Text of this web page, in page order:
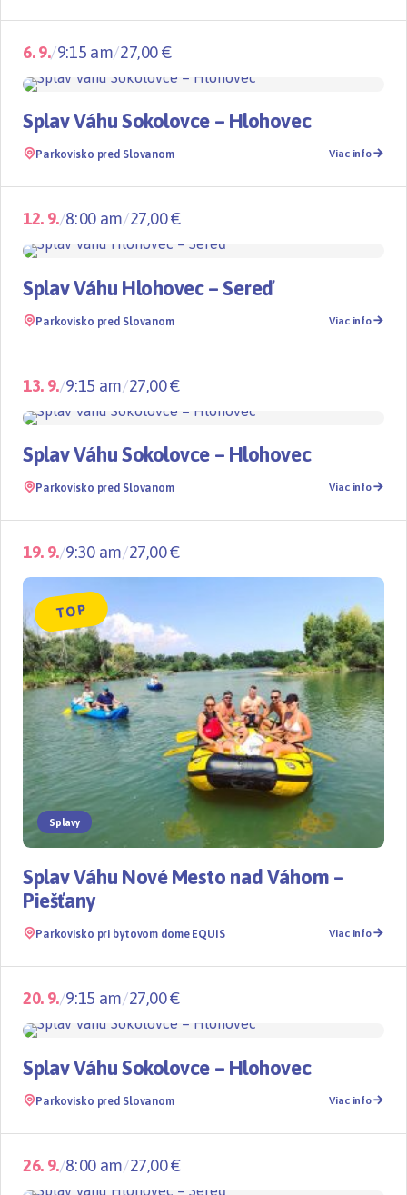
6. 9./9:15 am/27,00 €
TOP
Splav Váhu Sokolovce – Hlohovec
Parkovisko pred Slovanom Viac info
12. 9./8:00 am/27,00 €
TOP
Splav Váhu Hlohovec – Sereď
Parkovisko pred Slovanom Viac info
13. 9./9:15 am/27,00 €
TOP
Splav Váhu Sokolovce – Hlohovec
Parkovisko pred Slovanom Viac info
19. 9./9:30 am/27,00 €
TOP
Splavy
Splav Váhu Nové Mesto nad Váhom –
Piešťany
Parkovisko pri bytovom dome EQUIS Viac info
20. 9./9:15 am/27,00 €
TOP
Splav Váhu Sokolovce – Hlohovec
Parkovisko pred Slovanom Viac info
26. 9./8:00 am/27,00 €